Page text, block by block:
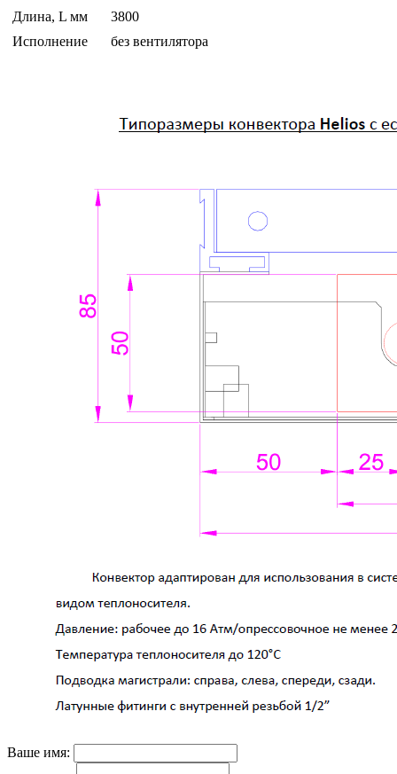
Длина, L мм
3800
Исполнение
без вентилятора
Ваше имя: